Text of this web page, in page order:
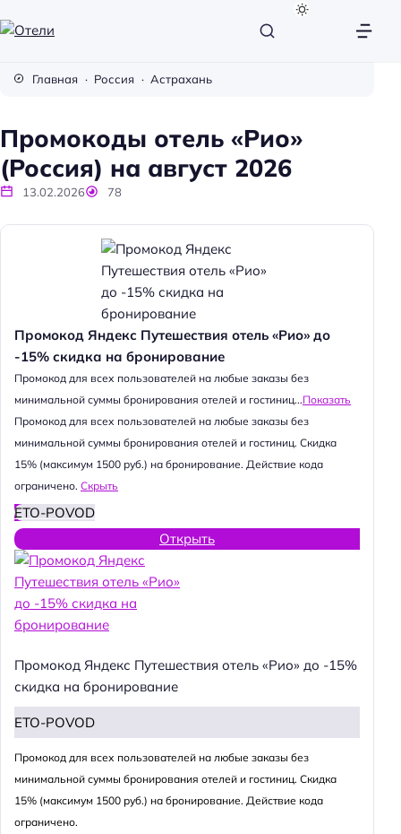
и
Главная Россия Астрахань
Промокоды отель «Рио»
(Россия) на август 2026
13.02.2026 78
Промокод Яндекс Путешествия отель «Рио» до
-15% скидка на бронирование
Промокод для всех пользователей на любые заказы без
минимальной суммы бронирования отелей и гостиниц...Показать
Промокод для всех пользователей на любые заказы без
минимальной суммы бронирования отелей и гостиниц. Скидка
15% (максимум 1500 руб.) на бронирование. Действие кода
ограничено. Скрыть
ETO-POVOD
Открыть
Промокод Яндекс Путешествия отель «Рио» до -15%
скидка на бронирование
ETO-POVOD
Промокод для всех пользователей на любые заказы без
минимальной суммы бронирования отелей и гостиниц. Скидка
15% (максимум 1500 руб.) на бронирование. Действие кода
ограничено.